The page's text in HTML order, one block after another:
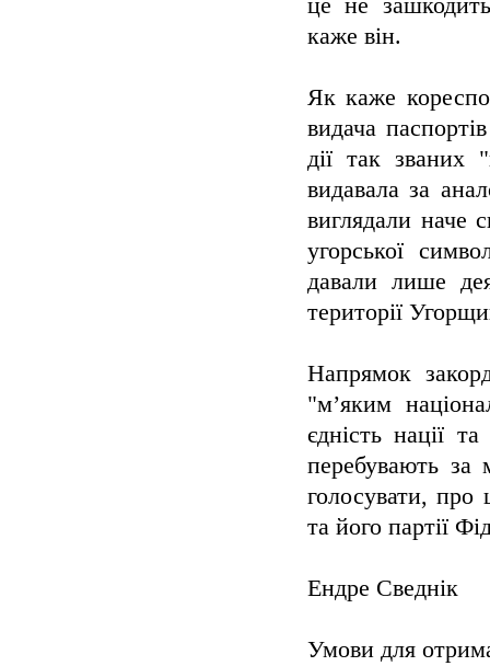
це не
каже він.
Як каже
видача
дії так званих
видавала за
виглядали наче
угорської
давали лише
території
Напрямок
"м’яким
єдність нації
перебувають
голосувати, про
та його партії
Ендре Сведнік
Умови для